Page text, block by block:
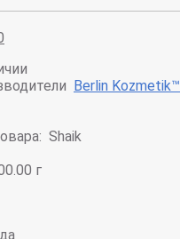
Berlin Kozmetik™
Shaik
г